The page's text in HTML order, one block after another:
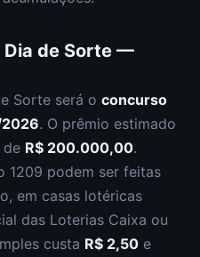
Dia de Sorte —
Sorte será o concurso
. O prêmio estimado
de R$ 200.000,00.
1209 podem ser feitas
em casas lotéricas
das Loterias Caixa ou
custa R$ 2,50 e